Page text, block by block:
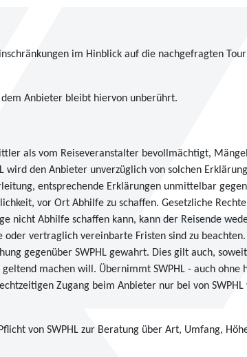
im Hinblick auf die nachgefragten
Anbieter bleibt hiervon unberührt.
als vom Reiseveranstalter bevollmächtigt,
wird den Anbieter unverzüglich von solchen
entsprechende Erklärungen unmittelbar
vor Ort Abhilfe zu schaffen. Gesetzliche
nicht Abhilfe schaffen kann, kann der Reisende
oder vertraglich vereinbarte Fristen sind zu
gegenüber SWPHL gewahrt. Dies gilt auch,
machen will. Übernimmt SWPHL - auch ohne
Zugang beim Anbieter nur bei von
von SWPHL zur Beratung über Art, Umfang,